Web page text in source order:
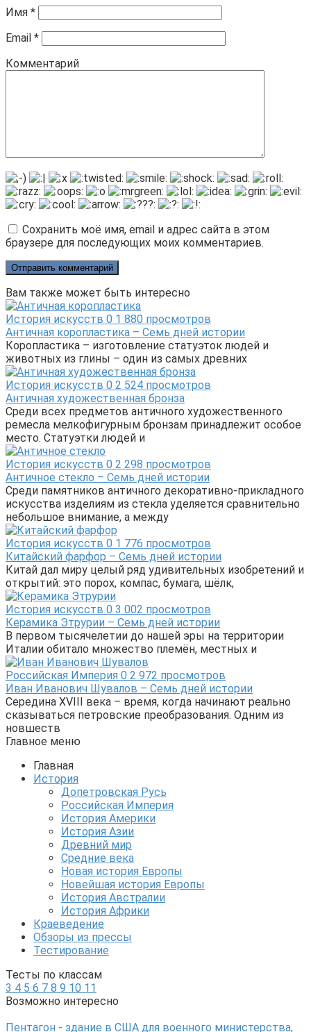
Имя *
Email *
Комментарий
Сохранить моё имя, email и адрес сайта в этом
браузере для последующих моих комментариев.
Вам также может быть интересно
История искусств 0 1 880 просмотров
Античная коропластика – Семь дней истории
Коропластика – изготовление статуэток людей и
животных из глины – один из самых древних
История искусств 0 2 524 просмотров
Античная художественная бронза
Среди всех предметов античного художественного
ремесла мелкофигурным бронзам принадлежит особое
место. Статуэтки людей и
История искусств 0 2 298 просмотров
Античное стекло – Семь дней истории
Среди памятников античного декоративно-прикладного
искусства изделиям из стекла уделяется сравнительно
небольшое внимание, а между
История искусств 0 1 776 просмотров
Китайский фарфор – Семь дней истории
Китай дал миру целый ряд удивительных изобретений и
открытий: это порох, компас, бумага, шёлк,
История искусств 0 3 002 просмотров
Керамика Этрурии – Семь дней истории
В первом тысячелетии до нашей эры на территории
Италии обитало множество племён, местных и
Российская Империя 0 2 972 просмотров
Иван Иванович Шувалов – Семь дней истории
Середина XVIII века – время, когда начинают реально
сказываться петровские преобразования. Одним из
новшеств
Главное меню
Главная
История
Допетровская Русь
Российская Империя
История Америки
История Азии
Древний мир
Средние века
Новая история Европы
Новейшая история Европы
История Австралии
История Африки
Краеведение
Обзоры из прессы
Тестирование
Тесты по классам
3 4 5 6 7 8 9 10 11
Возможно интересно
Пентагон - здание в США для военного министерства,